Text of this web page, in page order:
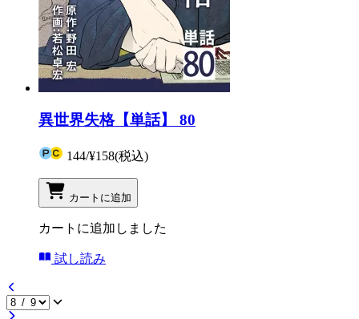
異世界失格【単話】 80
144/¥158(税込)
カートに追加
カートに追加しました
試し読み